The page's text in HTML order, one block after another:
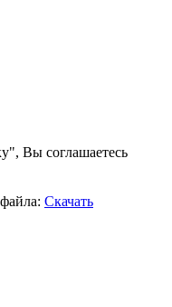
Вы соглашаетесь
Скачать